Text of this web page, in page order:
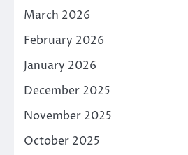
March 2026
February 2026
January 2026
December 2025
November 2025
October 2025